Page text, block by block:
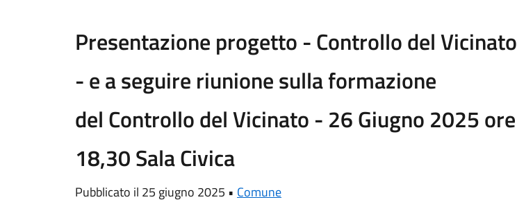
Presentazione progetto - Controllo del Vicinato
- e a seguire riunione sulla formazione
del Controllo del Vicinato - 26 Giugno 2025 ore
18,30 Sala Civica
Pubblicato il 25 giugno 2025 • Comune